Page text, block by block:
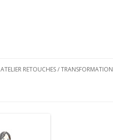
ATELIER RETOUCHES / TRANSFORMATION